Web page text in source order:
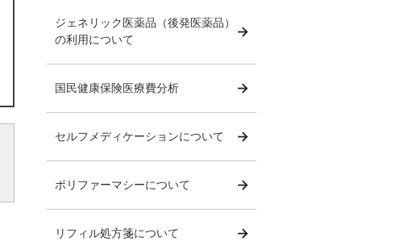
ジェネリック医薬品（後発医薬品）
の利用について
国民健康保険医療費分析
セルフメディケーションについて
ポリファーマシーについて
リフィル処方箋について